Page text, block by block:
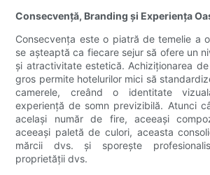
Consecvență, Branding și Experiența
Consecvența este o piatră de temelie a
se așteaptă ca fiecare sejur să ofere un
și atractivitate estetică. Achiziționarea
gros permite hotelurilor mici să
camerele, creând o identitate
experiență de somn previzibilă. Atunci
același număr de fire, aceeași
aceeași paletă de culori, aceasta
mărcii dvs. și sporește
proprietății dvs.